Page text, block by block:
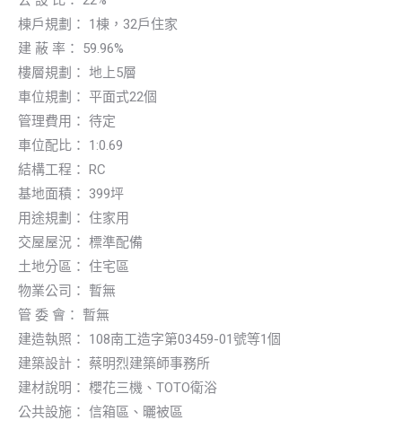
棟戶規劃： 1棟，32戶住家
建 蔽 率： 59.96%
樓層規劃： 地上5層
車位規劃： 平面式22個
管理費用： 待定
車位配比： 1:0.69
結構工程： RC
基地面積： 399坪
用途規劃： 住家用
交屋屋況： 標準配備
土地分區： 住宅區
物業公司： 暫無
管 委 會： 暫無
建造執照： 108南工造字第03459-01號等1個
建築設計： 蔡明烈建築師事務所
建材說明： 櫻花三機、TOTO衛浴
公共設施： 信箱區、曬被區